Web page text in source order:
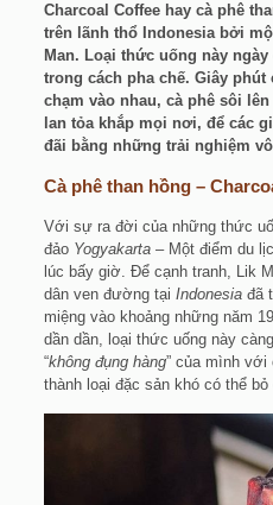
Charcoal Coffee hay cà phê
trên lãnh thổ Indonesia bởi
Man. Loại thức uống này
trong cách pha chế. Giây
chạm vào nhau, cà phê sôi
lan tỏa khắp mọi nơi, để các
đãi bằng những trải nghiệm
Cà phê than hồng –
Với sự ra đời của những thức
đảo Yogyakarta– Một điểm du
lúc bấy giờ. Để cạnh tranh, Lik
dân ven đường tại Indonesia đã
miệng vào khoảng những năm
dần dần, loại thức uống này
“không đụng hàng” của mình với
thành loại đặc sản khó có thể